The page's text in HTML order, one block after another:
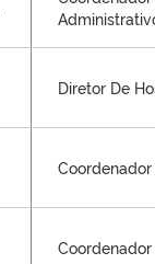
Diretor De
Coordenador
Coordenador